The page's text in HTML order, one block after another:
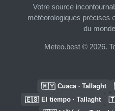
Votre source
météorologiques précises
du
Meteo.best © 2026.
🇲🇾 Cuaca · Tallaght
🇪🇸 El tiempo · Tallaght